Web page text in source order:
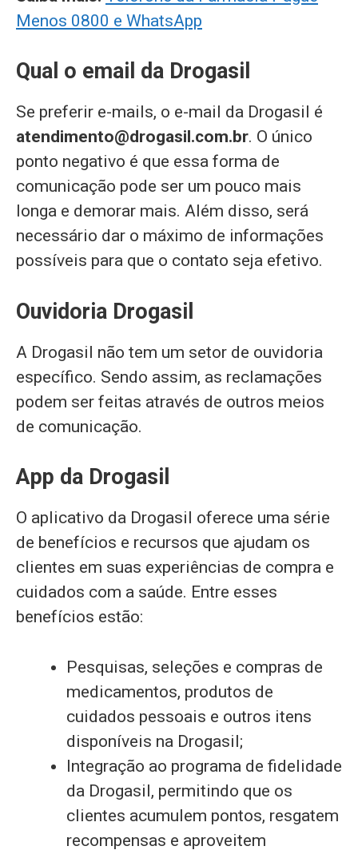
Menos 0800 e WhatsApp
Qual o email da Drogasil
Se preferir e-mails, o e-mail da Drogasil é
atendimento@drogasil.com.br. O único
ponto negativo é que essa forma de
comunicação pode ser um pouco mais
longa e demorar mais. Além disso, será
necessário dar o máximo de informações
possíveis para que o contato seja efetivo.
Ouvidoria Drogasil
A Drogasil não tem um setor de ouvidoria
específico. Sendo assim, as reclamações
podem ser feitas através de outros meios
de comunicação.
App da Drogasil
O aplicativo da Drogasil oferece uma série
de benefícios e recursos que ajudam os
clientes em suas experiências de compra e
cuidados com a saúde. Entre esses
benefícios estão:
Pesquisas, seleções e compras de
medicamentos, produtos de
cuidados pessoais e outros itens
disponíveis na Drogasil;
Integração ao programa de fidelidade
da Drogasil, permitindo que os
clientes acumulem pontos, resgatem
recompensas e aproveitem